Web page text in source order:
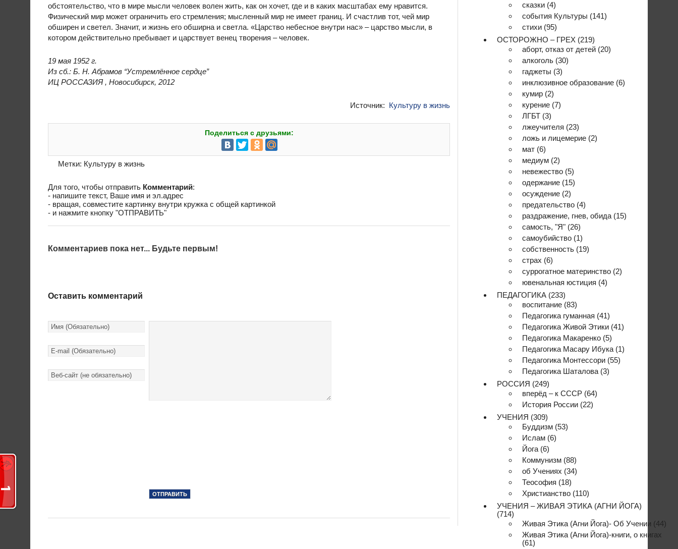
обстоятельство, что в мире мысли человек волен жить, как он хочет, где и в каких масштабах ему нравится.
Физический мир может ограничить его стремления; мысленный мир не имеет границ. И счастлив тот, чей мир
обширен и светел. Значит, и жизнь его обширна и светла. «Царство небесное внутри нас» – царство мысли, в
котором действительно пребывает и царствует венец творения – человек.
19 мая 1952 г.
Из сб.: Б. Н. Абрамов “Устремлённое сердце”
ИЦ РОССАЗИЯ , Новосибирск, 2012
Источник: Культуру в жизнь
Поделиться с друзьями:
Метки: Культуру в жизнь
Для того, чтобы отправить Комментарий:
- напишите текст, Ваше имя и эл.адрес
- вращая, совместите картинку внутри кружка с общей картинкой
- и нажмите кнопку "ОТПРАВИТЬ"
Комментариев пока нет... Будьте первым!
Оставить комментарий
сказки (4)
события Культуры (141)
стихи (95)
ОСТОРОЖНО – ГРЕХ (219)
аборт, отказ от детей (20)
алкоголь (30)
гаджеты (3)
инклюзивное образование (6)
кумир (2)
курение (7)
ЛГБТ (3)
лжеучителя (23)
ложь и лицемерие (2)
мат (6)
медиум (2)
невежество (5)
одержание (15)
осуждение (2)
предательство (4)
раздражение, гнев, обида (15)
самость, "Я" (26)
самоубийство (1)
собственность (19)
страх (6)
суррогатное материнство (2)
ювенальная юстиция (4)
ПЕДАГОГИКА (233)
воспитание (83)
Педагогика гуманная (41)
Педагогика Живой Этики (41)
Педагогика Макаренко (5)
Педагогика Масару Ибука (1)
Педагогика Монтессори (55)
Педагогика Шаталова (3)
РОССИЯ (249)
вперёд – к СССР (64)
История России (22)
УЧЕНИЯ (309)
Буддизм (53)
Ислам (6)
Йога (6)
Коммунизм (88)
об Учениях (34)
Теософия (18)
Христианство (110)
УЧЕНИЯ – ЖИВАЯ ЭТИКА (АГНИ ЙОГА)
(714)
Живая Этика (Агни Йога)- Об Учении (44)
Живая Этика (Агни Йога)-книги, о книгах
(61)